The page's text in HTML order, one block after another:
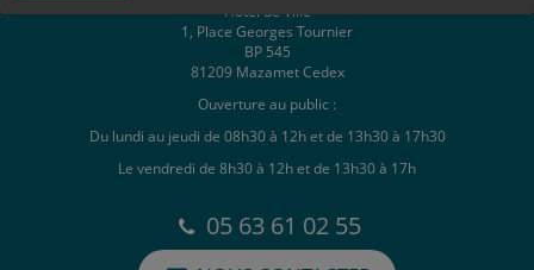
Hôtel de Ville
1, Place Georges Tournier
BP 545
81209 Mazamet Cedex
Ouverture au public :
Du lundi au jeudi de 08h30 à 12h et de 13h30 à 17h30
Le vendredi de 8h30 à 12h et de 13h30 à 17h
05 63 61 02 55